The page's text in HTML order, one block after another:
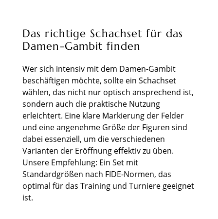
Das richtige Schachset für das
Damen-Gambit finden
Wer sich intensiv mit dem Damen-Gambit
beschäftigen möchte, sollte ein Schachset
wählen, das nicht nur optisch ansprechend ist,
sondern auch die praktische Nutzung
erleichtert. Eine klare Markierung der Felder
und eine angenehme Größe der Figuren sind
dabei essenziell, um die verschiedenen
Varianten der Eröffnung effektiv zu üben.
Unsere Empfehlung: Ein Set mit
Standardgrößen nach FIDE-Normen, das
optimal für das Training und Turniere geeignet
ist.